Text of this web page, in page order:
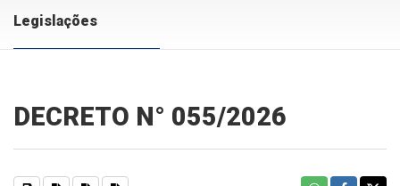
Legislações
DECRETO N° 055/2026